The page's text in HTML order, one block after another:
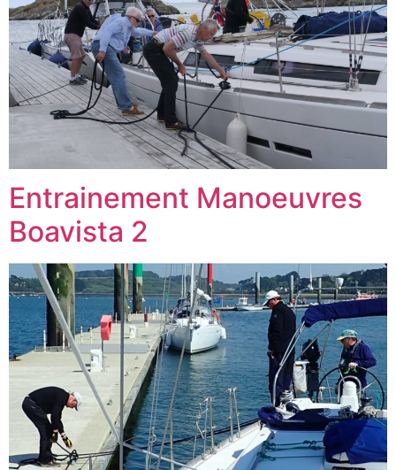
Entrainement Manoeuvres
Boavista 2